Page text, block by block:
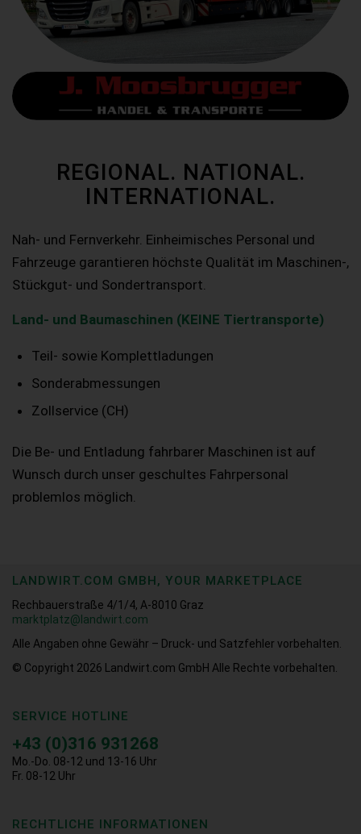
REGIONAL. NATIONAL.
INTERNATIONAL.
Nah- und Fernverkehr. Einheimisches Personal und
Fahrzeuge garantieren höchste Qualität im Maschinen-,
Stückgut- und Sondertransport.
Land- und Baumaschinen (KEINE Tiertransporte)
Teil- sowie Komplettladungen
Sonderabmessungen
Zollservice (CH)
Die Be- und Entladung fahrbarer Maschinen ist auf
Wunsch durch unser geschultes Fahrpersonal
problemlos möglich.
LANDWIRT.COM GMBH, YOUR MARKETPLACE
Rechbauerstraße 4/1/4, A-8010 Graz
marktplatz@landwirt.com
Alle Angaben ohne Gewähr – Druck- und Satzfehler vorbehalten.
© Copyright 2026
Landwirt.com GmbH Alle Rechte vorbehalten.
SERVICE HOTLINE
+43 (0)316 931268
Mo.-Do. 08-12 und 13-16 Uhr
Fr. 08-12 Uhr
RECHTLICHE INFORMATIONEN